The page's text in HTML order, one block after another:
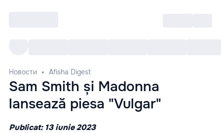
Новости Afisha Digest
Sam Smith și Madonna
lansează piesa "Vulgar"
Publicat: 13 iunie 2023